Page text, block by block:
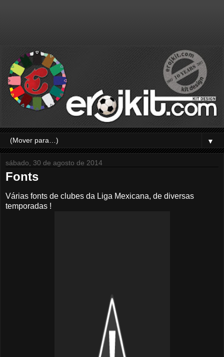
▼
sábado, 30 de agosto de 2014
Fonts
Várias fonts de clubes da Liga Mexicana, de diversas
temporadas !